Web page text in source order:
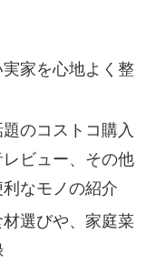
家を心地よく整
のコストコ購入
ビュー、その他
なモノの紹介
選びや、家庭菜